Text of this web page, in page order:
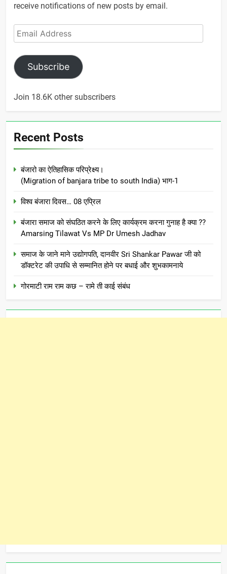
receive notifications of new posts by email.
Email
Address
Subscribe
Join 18.6K other subscribers
Recent Posts
बंजारो का ऐतिहासिक परिप्रेक्ष्य।
(Migration of banjara tribe to south India) भाग-1
विश्व बंजारा दिवस… 08 एप्रिल
बंजारा समाज को संघठित करने के लिए कार्यक्रम करना गुनाह है क्या ??
Amarsing Tilawat Vs MP Dr Umesh Jadhav
समाज के जाने माने उद्योगपति, दानवीर Sri Shankar Pawar जी को
डॉक्टरेट की उपाधि से सम्मानित होने पर बधाई और शुभकामनाये
गोरमाटी राम राम कछ – रामे ती काई संबंध